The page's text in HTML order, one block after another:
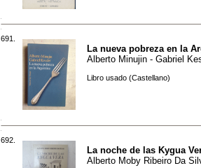
691.
La nueva pobreza en la
Alberto Minujin - Gabriel
Libro usado (Castellano)
692.
La noche de las Kygua
Alberto Moby Ribeiro Da